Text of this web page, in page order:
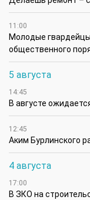
11:00
Молодые
общественного
5 августа
14:45
В августе
12:45
Аким Бурлинского
4 августа
17:00
В ЗКО на